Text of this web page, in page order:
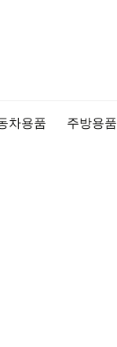
차용품 주방용품